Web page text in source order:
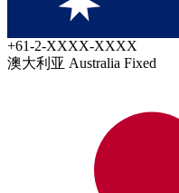
+61-2-XXXX-XXXX
澳大利亚 Australia Fixed